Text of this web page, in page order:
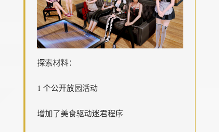
探索材料：
1 个公开放园活动
增加了美食驱动迷君程序